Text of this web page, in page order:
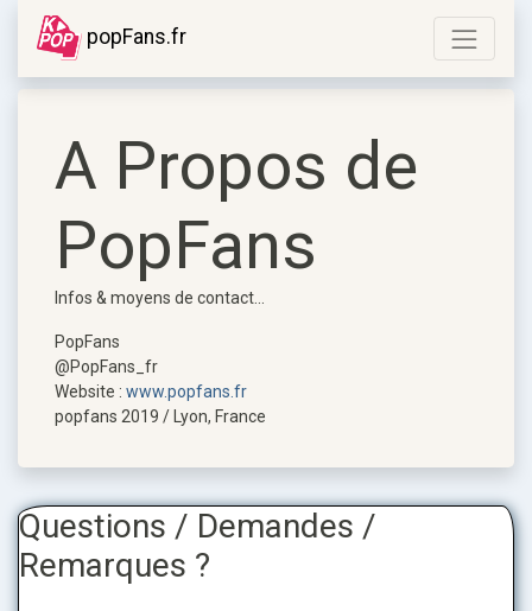
popFans.fr
A Propos de
PopFans
Infos & moyens de contact...
PopFans
@PopFans_fr
Website : www.popfans.fr
popfans 2019 / Lyon, France
Questions / Demandes /
Remarques ?